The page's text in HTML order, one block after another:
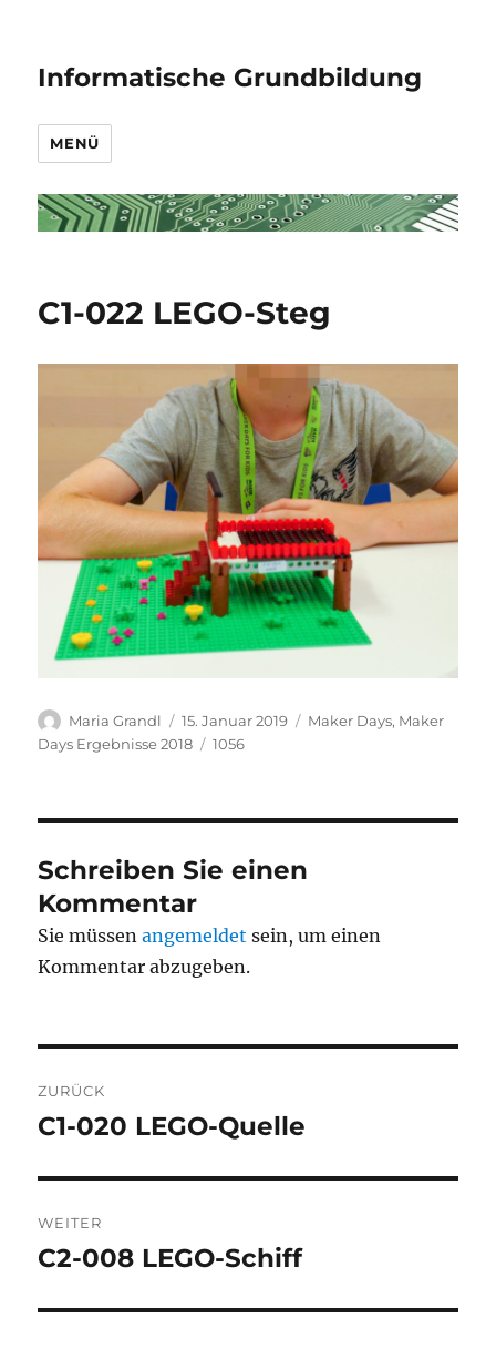
Informatische Grundbildung
MENÜ
C1-022 LEGO-Steg
Autor
Maria Grandl
Veröffentlicht
am
15. Januar 2019 Kategorien
Maker Days, Maker
Days Ergebnisse 2018
Schlagwörter
1056
Schreiben Sie einen
Kommentar
Sie müssenangemeldet sein, um einen
Kommentar abzugeben.
ZURÜCK
Vorheriger
C1-020 LEGO-Quelle
WEITER
Nächster
C2-008 LEGO-Schiff